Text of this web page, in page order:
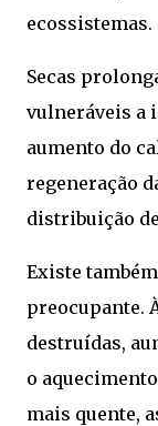
ecossistemas.
Secas
vulneráveis a
aumento do
regeneração
distribuição
Existe
preocupante.
destruídas,
o
mais quente,